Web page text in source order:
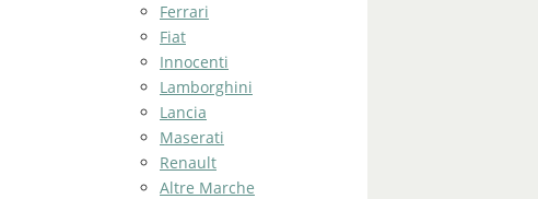
Ferrari
Fiat
Innocenti
Lamborghini
Lancia
Maserati
Renault
Altre Marche